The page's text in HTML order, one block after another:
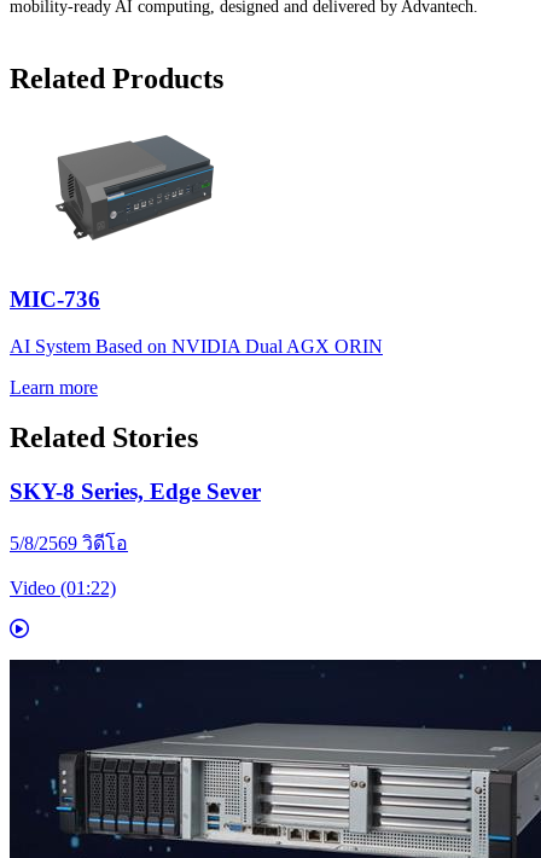
mobility-ready AI computing, designed and delivered by Advantech.
Related Products
MIC-736
AI System Based on NVIDIA Dual AGX ORIN​
Learn more
Related Stories
SKY-8 Series, Edge Sever
5/8/2569 วิดีโอ
Video (01:22)